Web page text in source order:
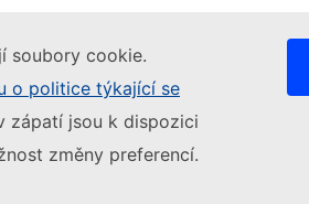
soubory cookie.
o politice týkající se
zápatí jsou k dispozici
změny preferencí.